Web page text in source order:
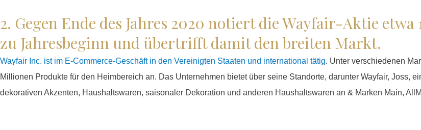
2. Gegen Ende des Jahres 2020 notiert die Wayfair-Aktie etwa
zu Jahresbeginn und übertrifft damit den breiten Markt.
Wayfair Inc. ist im E-Commerce-Geschäft in den Vereinigten Staaten und international tätig. Unter verschiedenen
Millionen Produkte für den Heimbereich an. Das Unternehmen bietet über seine Standorte, darunter Wayfair, Joss,
dekorativen Akzenten, Haushaltswaren, saisonaler Dekoration und anderen Haushaltswaren an & Marken Main,